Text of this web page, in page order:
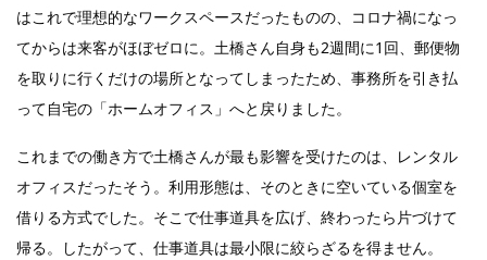
はこれで理想的なワークスペースだったものの、コロナ禍になっ
てからは来客がほぼゼロに。土橋さん自身も2週間に1回、郵便物
を取りに行くだけの場所となってしまったため、事務所を引き払
って自宅の「ホームオフィス」へと戻りました。
これまでの働き方で土橋さんが最も影響を受けたのは、レンタル
オフィスだったそう。利用形態は、そのときに空いている個室を
借りる方式でした。そこで仕事道具を広げ、終わったら片づけて
帰る。したがって、仕事道具は最小限に絞らざるを得ません。